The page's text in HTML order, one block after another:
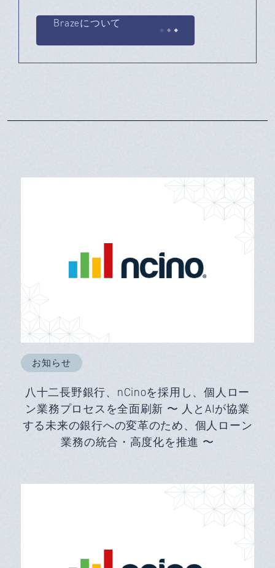
Brazeについて
お知らせ
八十二長野銀行、nCinoを採用し、個人ロー
ン業務プロセスを全面刷新 〜 人とAIが協業
する未来の銀行への変革のため、個人ローン
業務の統合・高度化を推進 〜